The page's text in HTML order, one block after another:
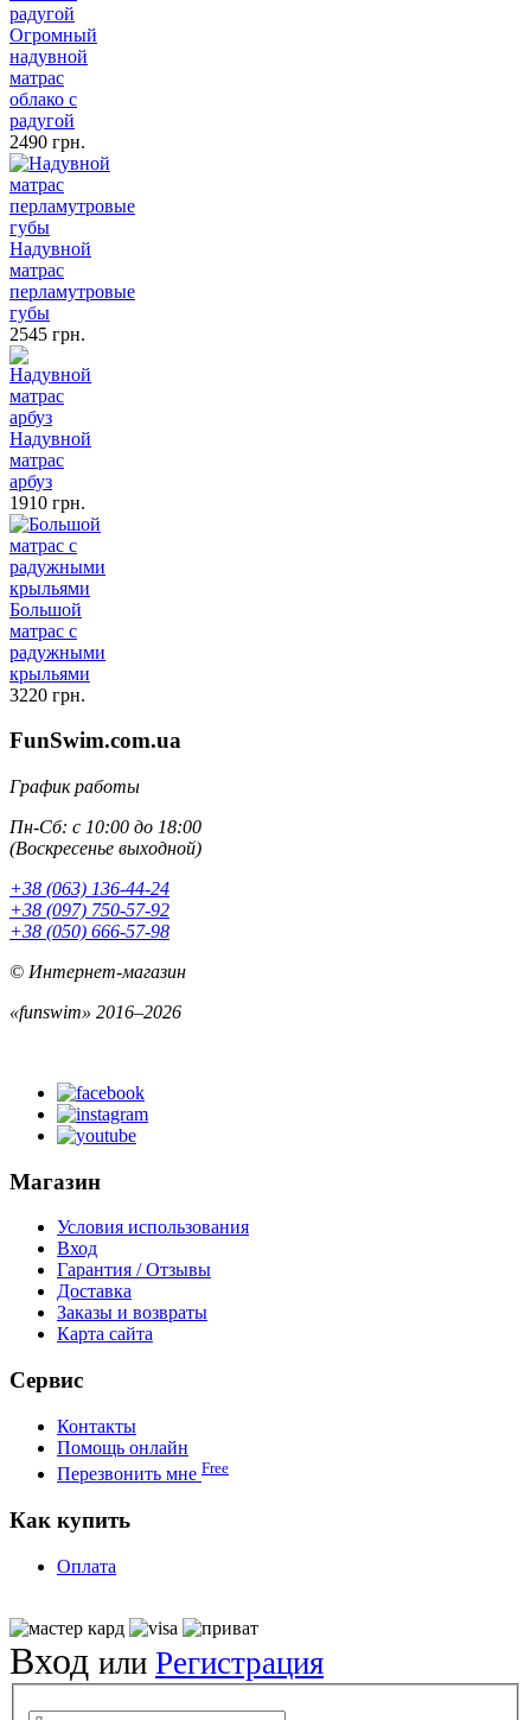
Огромный
надувной
матрас
облако с
радугой
2490 грн.
Надувной
матрас
перламутровые
губы
2545 грн.
Надувной
матрас
арбуз
1910 грн.
Большой
матрас с
радужными
крыльями
3220 грн.
FunSwim.com.ua
График работы
Пн-Сб: с 10:00 до 18:00
(Воскресенье выходной)
+38 (063) 136-44-24
+38 (097) 750-57-92
+38 (050) 666-57-98
© Интернет-магазин
«funswim» 2016–2026
Магазин
Условия использования
Вход
Гарантия / Отзывы
Доставка
Заказы и возвраты
Карта сайта
Сервис
Контакты
Помощь онлайн
Перезвонить мне Free
Как купить
Оплата
Вход или Регистрация